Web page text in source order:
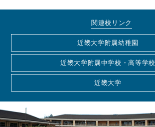
関連校リンク
近畿大学附属幼稚園
近畿大学附属中学校・高等学校
近畿大学